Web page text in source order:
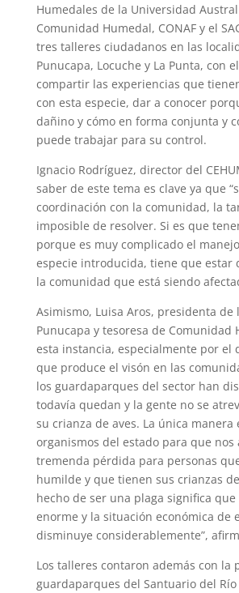
Humedales de la Universidad Austral
Comunidad Humedal, CONAF y el
tres talleres ciudadanos en las
Punucapa, Locuche y La Punta, con
compartir las experiencias que
con esta especie, dar a conocer
dañino y cómo en forma conjunta y
puede trabajar para su control.
Ignacio Rodríguez, director del
saber de este tema es clave ya que
coordinación con la comunidad, la
imposible de resolver. Si es que
porque es muy complicado el
especie introducida, tiene que estar
la comunidad que está siendo
Asimismo, Luisa Aros, presidenta de
Punucapa y tesoresa de Comunidad
esta instancia, especialmente por el
que produce el visón en las
los guardaparques del sector han
todavía quedan y la gente no se
su crianza de aves. La única manera
organismos del estado para que nos
tremenda pérdida para personas
humilde y que tienen sus crianzas
hecho de ser una plaga significa
enorme y la situación económica de
disminuye considerablemente”,
Los talleres contaron además con la
guardaparques del Santuario del Río